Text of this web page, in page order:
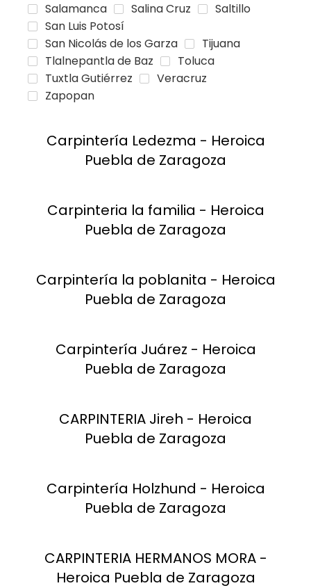
Salamanca
Salina Cruz
Saltillo
San Luis Potosí
San Nicolás de los Garza
Tijuana
Tlalnepantla de Baz
Toluca
Tuxtla Gutiérrez
Veracruz
Zapopan
Carpintería Ledezma - Heroica
Puebla de Zaragoza
Carpinteria la familia - Heroica
Puebla de Zaragoza
Carpintería la poblanita - Heroica
Puebla de Zaragoza
Carpintería Juárez - Heroica
Puebla de Zaragoza
CARPINTERIA Jireh - Heroica
Puebla de Zaragoza
Carpintería Holzhund - Heroica
Puebla de Zaragoza
CARPINTERIA HERMANOS MORA -
Heroica Puebla de Zaragoza